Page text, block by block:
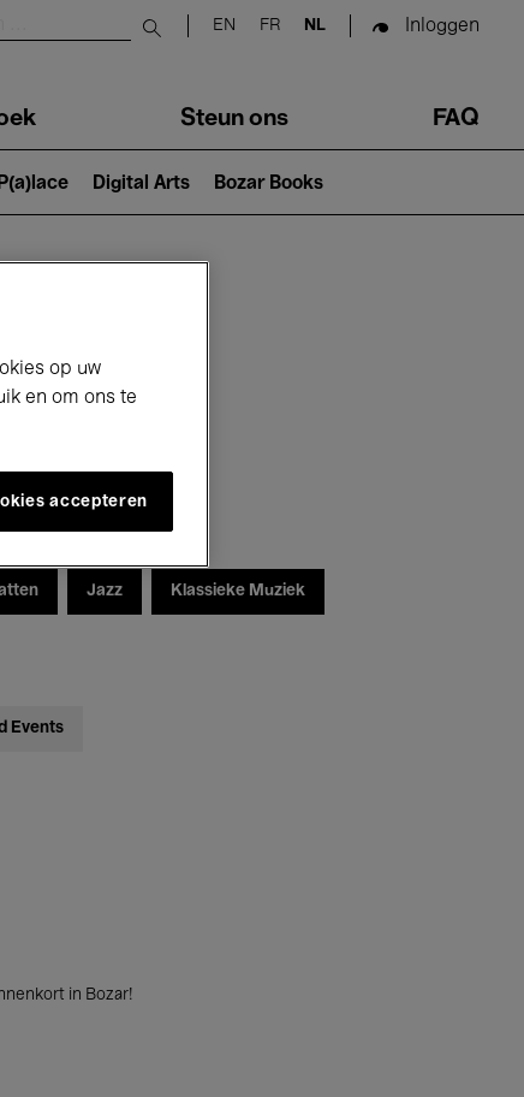
Submit search
EN FR NL Inloggen
Steun ons FAQ
Digital Arts Bozar Books
Jazz Klassieke Muziek
Events
in Bozar!
op uw
en om ons te
accepteren